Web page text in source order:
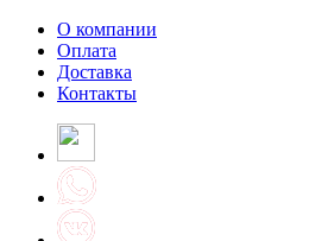
О компании
Оплата
Доставка
Контакты